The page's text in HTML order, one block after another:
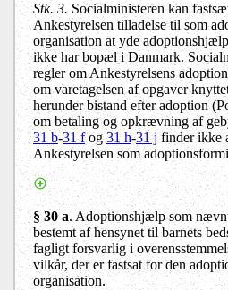
Stk. 3. Socialministeren kan
Ankestyrelsen tilladelse til som
organisation at yde
ikke har bopæl i Danmark.
regler om Ankestyrelsens
om varetagelsen af opgaver
herunder bistand efter adoption
om betaling og opkrævning af
31 b-31 fog31 h-31 j finder ikke
Ankestyrelsen som
§ 30 a. Adoptionshjælp som
bestemt af hensynet til barnets
fagligt forsvarlig i
vilkår, der er fastsat for den
organisation.